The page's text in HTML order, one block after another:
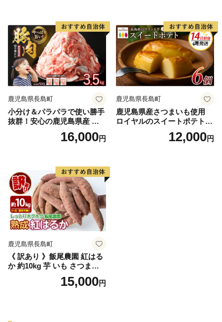
真空 冷蔵 刺身 ぶりしゃぶ し
ゃぶしゃぶ 魚 魚介 人気 ラン
キング 【JFA】jfa-7126R8
鹿児島県長島町
小分け＆パラパラで使い勝手
抜群！安心の鹿児島県産 豚
肉 切り落とし (計3.5kg・500
g×7P) 訳あり 小間切れ 小分
16,000円
鹿児島県長島町
鹿児島県産さつまいも使用
ロイヤルのスイートポテト(6
個) スイートポテト 鹿児島 さ
つまいも菓子 スイーツ お菓
12,000円
鹿児島県長島町
《 訳あり 》飯尾農園 紅はる
か 約10kg 芋 いも さつまい
も サツマイモ 鹿児島県産 国
産 長島町産 べにはるか 熟成
15,000円